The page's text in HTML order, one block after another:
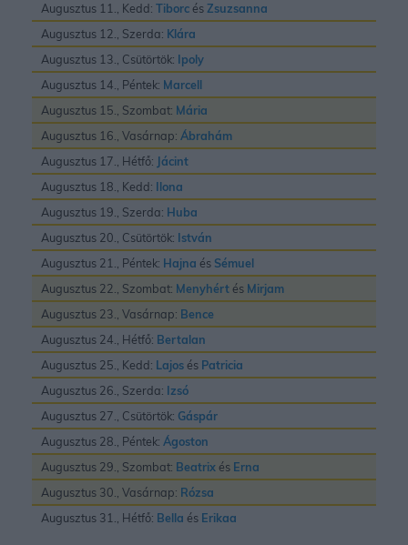
Augusztus 11., Kedd: Tiborc ésZsuzsanna
Augusztus 12., Szerda: Klára
Augusztus 13., Csütörtök: Ipoly
Augusztus 14., Péntek: Marcell
Augusztus 15., Szombat: Mária
Augusztus 16., Vasárnap: Ábrahám
Augusztus 17., Hétfő: Jácint
Augusztus 18., Kedd: Ilona
Augusztus 19., Szerda: Huba
Augusztus 20., Csütörtök: István
Augusztus 21., Péntek: Hajna és Sémuel
Augusztus 22., Szombat: Menyhért és Mirjam
Augusztus 23., Vasárnap: Bence
Augusztus 24., Hétfő: Bertalan
Augusztus 25., Kedd: Lajos és Patricia
Augusztus 26., Szerda: Izsó
Augusztus 27., Csütörtök: Gáspár
Augusztus 28., Péntek: Ágoston
Augusztus 29., Szombat: Beatrix és Erna
Augusztus 30., Vasárnap: Rózsa
Augusztus 31., Hétfő: Bella és Erikaa